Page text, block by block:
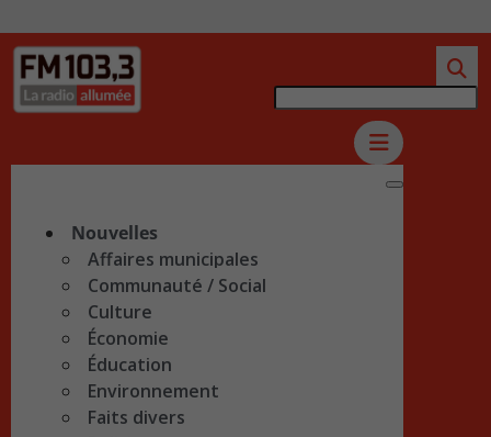
Nouvelles
Affaires municipales
Communauté / Social
Culture
Économie
Éducation
Environnement
Faits divers